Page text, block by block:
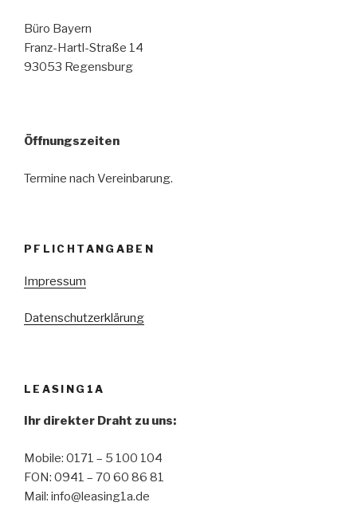
Büro Bayern
Franz-Hartl-Straße 14
93053 Regensburg
Öffnungszeiten
Termine nach Vereinbarung.
PFLICHTANGABEN
Impressum
Datenschutzerklärung
LEASING1A
Ihr direkter Draht zu uns:
Mobile: 0171 – 5 100 104
FON: 0941 – 70 60 86 81
Mail: info@leasing1a.de